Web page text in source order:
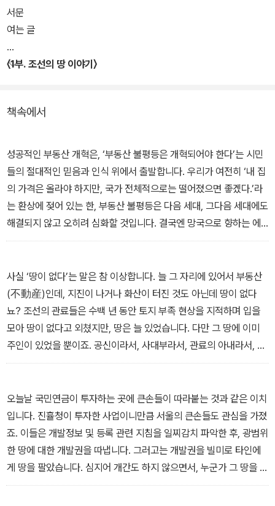
해를 낳았고, 결국 고려를 망국으로 이끌었다. 태조 이성계를 위시한
조선 건국 세력은 새 왕조의 문을 열며 토지 개혁도 단행했다. 이들은
이 부강한 나라를 만들고자 했다. 그러나 개혁은 실패했고, 조선의 역
우리는 이러한 사실을 이미 잘 알고 있다. 그러나 조선이 토지 개혁 과
기울였는지, 그럼에도 불구하고 실패하고 만 이유는 무엇인지에 대해
서는 잘 알지 못한다. 이 책은 조선의 역사를 따라가며 조선의 부동산
개혁이 좌절된 까닭을 추적해나간다. 그리고 조선왕조에서 발생한 문
제와 21세기 대한민국 사회에서 벌어지고 있는 일들이 무척 닮았다는
것을 발견한다.
기감을 고조하고 있다. 이러한 역사와 현실의 배경 위에서 책은 질문
한다. 왜 개혁은 항상 실패할까? 그리고 과거 조선의 실패로부터 우
리가 앞으로 나아가야 할 길을 모색한다. 여전히 늦지 않았다는 희망
의 메시지를 전한다.
서문
여는 글
〈1부. 조선의 땅 이야기〉
책속에서
성공적인 부동산 개혁은, ‘부동산 불평등은 개혁되어야 한다’는 시민
들의 절대적인 믿음과 인식 위에서 출발합니다. 우리가 여전히 ‘내 집
의 가격은 올라야 하지만, 국가 전체적으로는 떨어졌으면 좋겠다.’라
는 환상에 젖어 있는 한, 부동산 불평등은 다음 세대, 그다음 세대에도
해결되지 않고 오히려 심화할 것입니다. 결국엔 망국으로 향하는 에
스컬레이터가 되겠지요. 수많은 시민의 고통을 실어 나르면서요. _
사실 ‘땅이 없다’는 말은 참 이상합니다. 늘 그 자리에 있어서 부동산
(不動産)인데, 지진이 나거나 화산이 터진 것도 아닌데 땅이 없다
뇨? 조선의 관료들은 수백 년 동안 토지 부족 현상을 지적하며 입을
모아 땅이 없다고 외쳤지만, 땅은 늘 있었습니다. 다만 그 땅에 이미
주인이 있었을 뿐이죠. 공신이라서, 사대부라서, 관료의 아내라서, 그
후손이라서 가지게 된 땅이 처음 설계한 국가의 재정 체계를 완전히
급하지 않았습니다. 그것이 ‘완전 해체를 통한 완전 재분배’였음은 다
시 말하면 입이 아플 지경이고요. _「특권 계급, 토지 사유화를 시작하
다」에서
오늘날 국민연금이 투자하는 곳에 큰손들이 따라붙는 것과 같은 이치
입니다. 진휼청이 투자한 사업이니만큼 서울의 큰손들도 관심을 가졌
죠. 이들은 개발정보 및 등록 관련 지침을 일찌감치 파악한 후, 광범위
한 땅에 대한 개발권을 따냅니다. 그러고는 개발권을 빌미로 타인에
게 땅을 팔았습니다. 심지어 개간도 하지 않으면서, 누군가 그 땅을 개
간하기를 기다렸다가 수확물의 절반을 ‘삥뜯기’까지 합니다. 4대강이